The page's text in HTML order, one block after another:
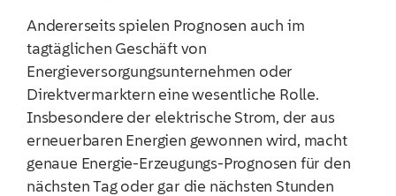
Andererseits spielen Prognosen auch im
tagtäglichen Geschäft von
Energieversorgungsunternehmen oder
Direktvermarktern eine wesentliche Rolle.
Insbesondere der elektrische Strom, der aus
erneuerbaren Energien gewonnen wird, macht
genaue Energie-Erzeugungs-Prognosen für den
nächsten Tag oder gar die nächsten Stunden